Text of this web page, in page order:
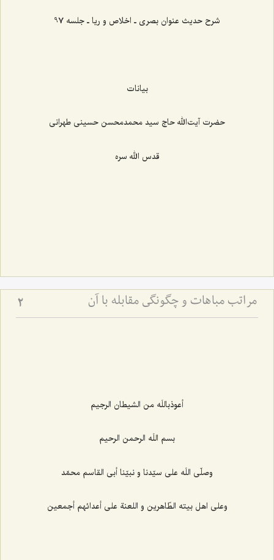
شرح حدیث عنوان بصری ـ اخلاص و ریا ـ جلسه 97
بیانات
حضرت آیت‌الله حاج سید محمدمحسن حسینی طهرانی
قدس الله سره
مراتب مباهات و چگونگى مقابله با آن‏ 2
أعوذباللَه من الشيطان الرجيم‌
بسم اللَه الرحمن الرحيم‌
وصلّى اللَه على سيّدنا و نبيّنا أبى القاسم محمّد
وعلى اهل بيته الطّاهرين و اللعنة على أعدائهم أجمعين‌